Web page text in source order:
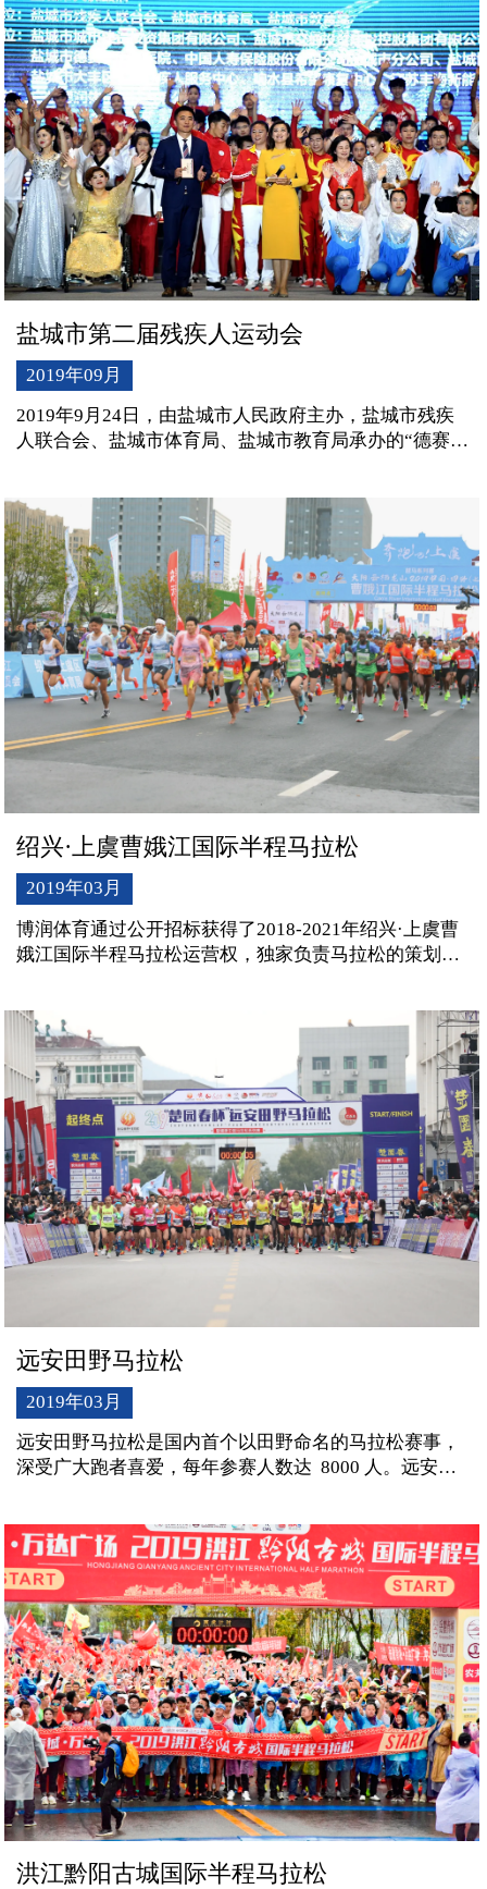
盐城市第二届残疾人运动会
2019年09月
2019年9月24日，由盐城市人民政府主办，盐城市残疾
人联合会、盐城市体育局、盐城市教育局承办的“德赛堡
绍兴·上虞曹娥江国际半程马拉松
2019年03月
博润体育通过公开招标获得了2018-2021年绍兴·上虞曹
娥江国际半程马拉松运营权，独家负责马拉松的策划执
统。
远安田野马拉松
2019年03月
远安田野马拉松是国内首个以田野命名的马拉松赛事，
深受广大跑者喜爱，每年参赛人数达 8000 人。远安赛
马拉 松参赛者持着远安旅游护照可以免费畅玩所有景
点。
洪江黔阳古城国际半程马拉松